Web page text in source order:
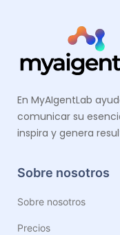
En MyAIgentLab
comunicar su
inspira y genera
Sobre nosotros
Sobre nosotros
Precios